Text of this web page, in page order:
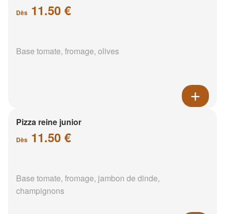
Dès 11.50 €
Base tomate, fromage, olives
Pizza reine junior
Dès 11.50 €
Base tomate, fromage, jambon de dinde,
champignons